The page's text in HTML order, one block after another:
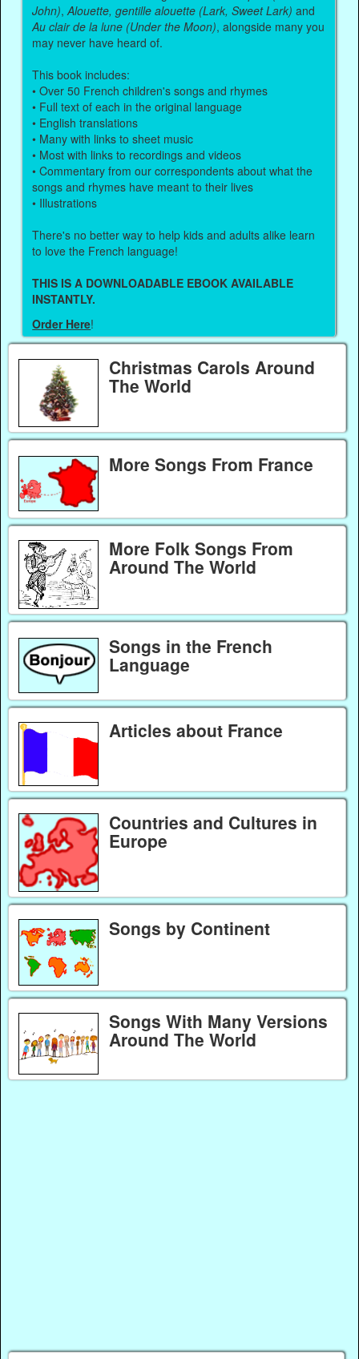
John),Alouette, gentille alouette (Lark, Sweet Lark) and
Au clair de la lune (Under the Moon), alongside many you
may never have heard of.
This book includes:
• Over 50 French children's songs and rhymes
• Full text of each in the original language
• English translations
• Many with links to sheet music
• Most with links to recordings and videos
• Commentary from our correspondents about what the
songs and rhymes have meant to their lives
• Illustrations
There's no better way to help kids and adults alike learn
to love the French language!
THIS IS A DOWNLOADABLE EBOOK AVAILABLE
INSTANTLY.
Order Here!
Christmas Carols Around
The World
More Songs From France
More Folk Songs From
Around The World
Songs in the French
Language
Articles about France
Countries and Cultures in
Europe
Songs by Continent
Songs With Many Versions
Around The World